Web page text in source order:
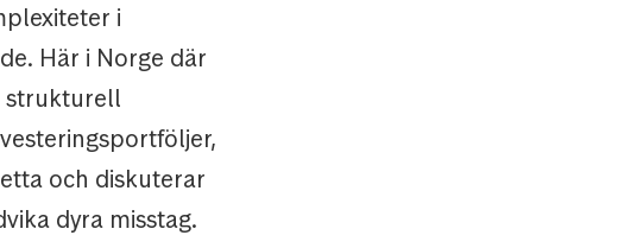
i
Här i Norge där
strukturell
och diskuterar
dyra misstag.